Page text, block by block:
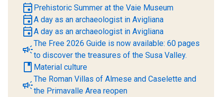
event Prehistoric Summer at the Vaie Museum
eventA day as an archaeologist in Avigliana
eventA day as an archaeologist in Avigliana
campaignThe Free 2026 Guide is now available: 60 pages
to discover the treasures of the Susa Valley.
book Material culture
campaignThe Roman Villas of Almese and Caselette and
the Primavalle Area reopen